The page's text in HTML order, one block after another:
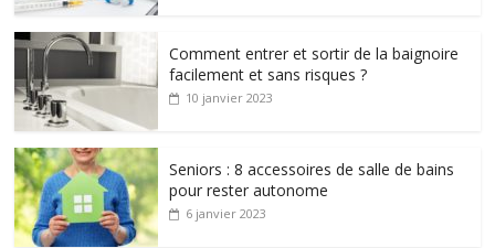
Comment entrer et sortir de la baignoire
facilement et sans risques ?
10 janvier 2023
Seniors : 8 accessoires de salle de bains
pour rester autonome
6 janvier 2023